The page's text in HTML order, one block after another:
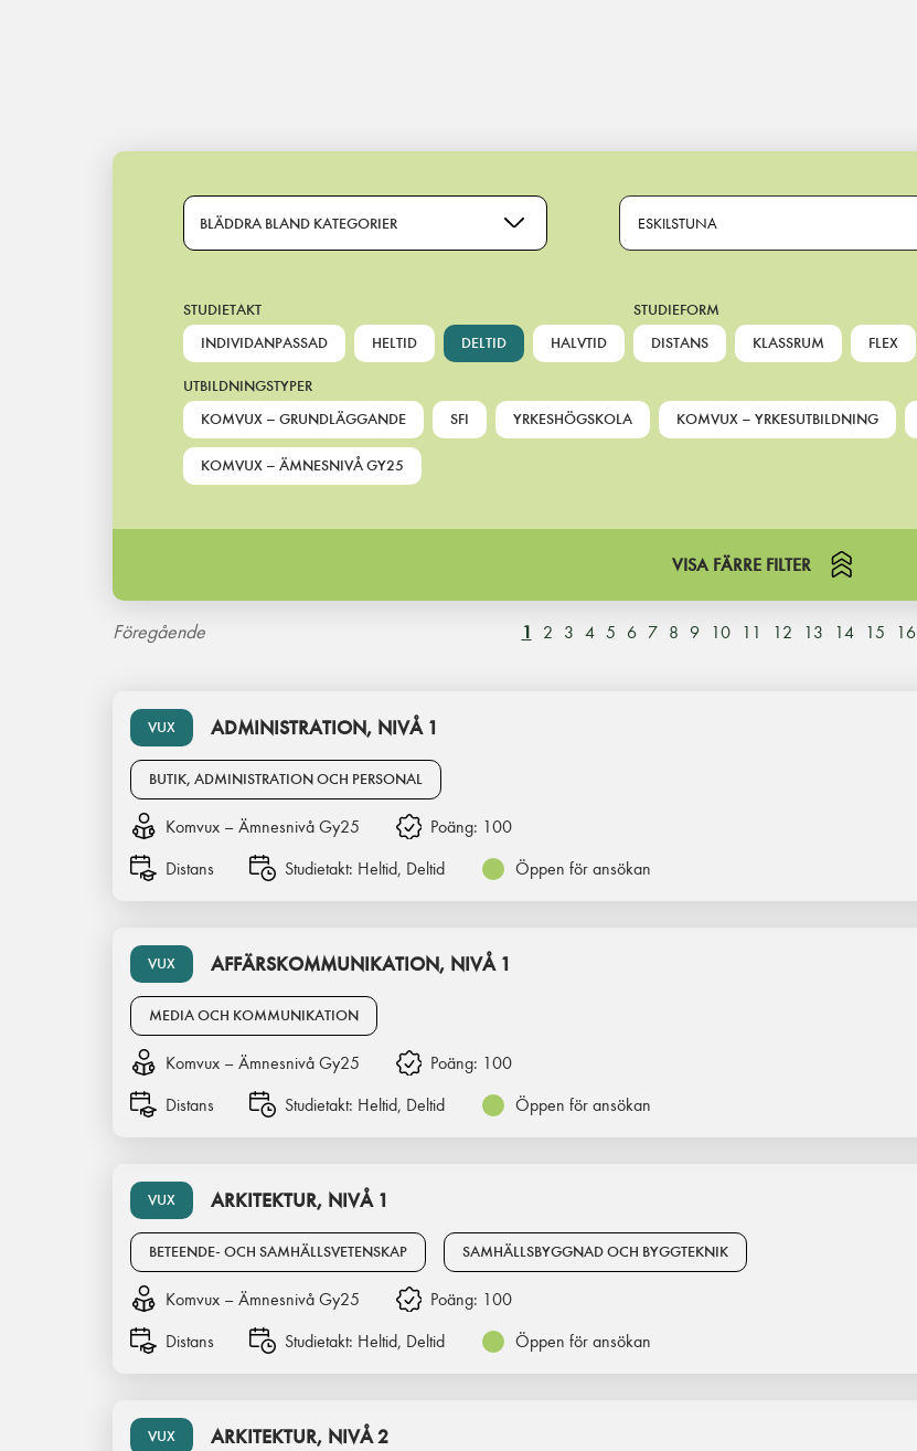
Main Navigation
BLÄDDRA BLAND KATEGORIER ESKILSTUNA
STUDIETAKT
INDIVIDANPASSAD
HELTID DELTID HALVTID
STUDIEFORM
DISTANS
KLASSRUM FLEX
UTBILDNINGSTYPER
KOMVUX – GRUNDLÄGGANDE
SFI YRKESHÖGSKOLA KOMVUX – YRKESUTBILDNING
KOMVUX – ÄMNESNIVÅ GY25
VISA FÄRRE FILTER
Föregående 1 2 3 4 5 6 7 8 9 10 11 12 13 14 15 16
VUX ADMINISTRATION, NIVÅ 1
BUTIK, ADMINISTRATION OCH PERSONAL
Komvux – Ämnesnivå Gy25 Poäng: 100
Distans
Studietakt: Heltid, Deltid Öppen för ansökan
VUX AFFÄRSKOMMUNIKATION, NIVÅ 1
MEDIA OCH KOMMUNIKATION
Komvux – Ämnesnivå Gy25 Poäng: 100
Distans
Studietakt: Heltid, Deltid Öppen för ansökan
VUX ARKITEKTUR, NIVÅ 1
BETEENDE- OCH SAMHÄLLSVETENSKAP SAMHÄLLSBYGGNAD OCH BYGGTEKNIK
Komvux – Ämnesnivå Gy25 Poäng: 100
Distans
Studietakt: Heltid, Deltid Öppen för ansökan
VUX ARKITEKTUR, NIVÅ 2